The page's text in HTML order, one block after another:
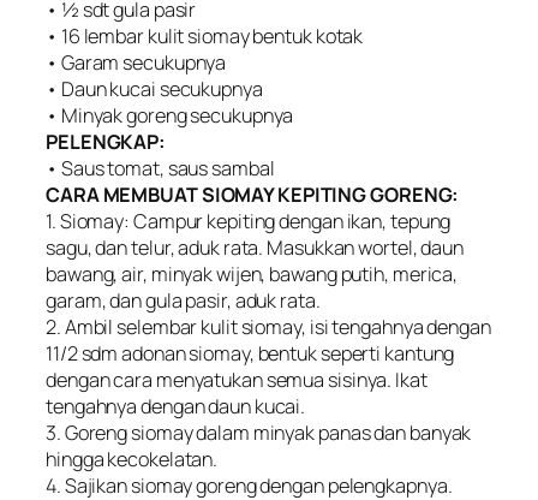
• ½ sdt gula pasir
• 16 lembar kulit siomay bentuk kotak
• Garam secukupnya
• Daun kucai secukupnya
• Minyak goreng secukupnya
PELENGKAP:
• Saus tomat, saus sambal
CARA MEMBUAT SIOMAY KEPITING GORENG:
1. Siomay: Campur kepiting dengan ikan, tepung
sagu, dan telur, aduk rata. Masukkan wortel, daun
bawang, air, minyak wijen, bawang putih, merica,
garam, dan gula pasir, aduk rata.
2. Ambil selembar kulit siomay, isi tengahnya dengan
11/2 sdm adonan siomay, bentuk seperti kantung
dengan cara menyatukan semua sisinya. Ikat
tengahnya dengan daun kucai.
3. Goreng siomay dalam minyak panas dan banyak
hingga kecokelatan.
4. Sajikan siomay goreng dengan pelengkapnya.